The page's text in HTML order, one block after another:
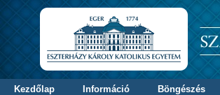
Kezdőlap Információ
Böngészés